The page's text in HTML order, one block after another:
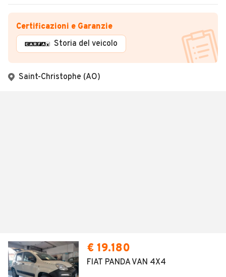
Certificazioni e Garanzie
Storia del veicolo
Saint-Christophe (AO)
€ 19.180
FIAT PANDA VAN 4X4